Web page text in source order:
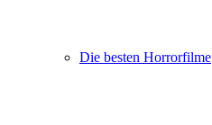
Die besten Horrorfilme